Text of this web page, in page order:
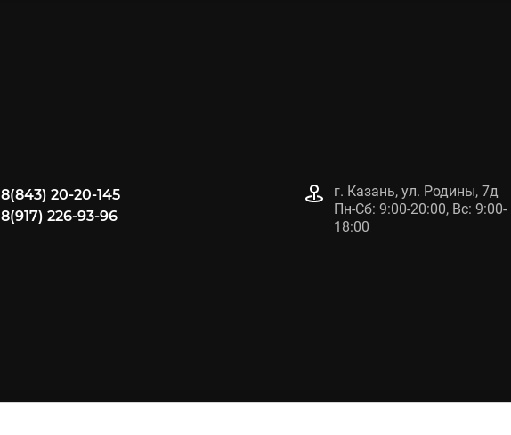
8(843) 20-20-145
8(917) 226-93-96
г. Казань, ул. Родины, 7д
Пн-Сб: 9:00-20:00, Вс: 9:00-
18:00